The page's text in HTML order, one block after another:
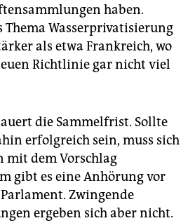
haben.
Thema Wasserprivatisierung
als etwa Frankreich, wo
Richtlinie gar nicht viel
die Sammelfrist. Sollte
erfolgreich sein, muss sich
mit dem Vorschlag
gibt es eine Anhörung vor
Zwingende
ergeben sich aber nicht.